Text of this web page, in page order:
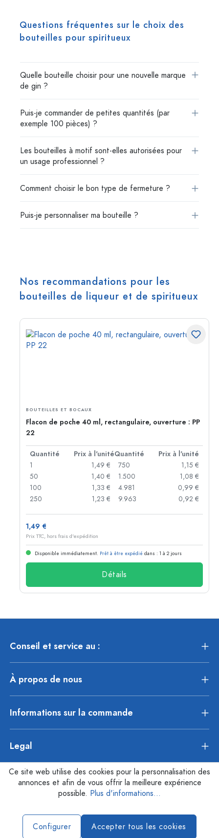
Questions fréquentes sur le choix des
bouteilles pour spiritueux
Quelle bouteille choisir pour une nouvelle marque
de gin ?
Puis-je commander de petites quantités (par
exemple 100 pièces) ?
Les bouteilles à motif sont-elles autorisées pour
un usage professionnel ?
Comment choisir le bon type de fermeture ?
Puis-je personnaliser ma bouteille ?
Nos recommandations pour les
bouteilles de liqueur et de spiritueux
BOUTEILLES ET BOCAUX
Flacon de poche 40 ml, rectangulaire, ouverture : PP
22
Quantité Prix à l'unitéQuantité
Prix à l'unité
1
1,49 €
50
1,40 €
100
1,33 €
250
1,23 €
750
1,15 €
1.500
1,08 €
4.981
0,99 €
9.963
0,92 €
1,49 €
Prix TTC, hors frais d'expédition
Disponible immédiatement. Prêt à être expédié dans : 1 à 2 jours
Détails
Conseil et service au :
À propos de nous
Informations sur la commande
Legal
Ce site web utilise des cookies pour la personnalisation des
annonces et afin de vous offrir la meilleure expérience
possible. Plus d'informations...
Configurer Accepter tous les cookies